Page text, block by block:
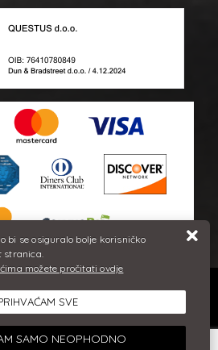
i sliku. Unatoč tome, ne možemo
podaci i slike u potpunosti točni.
pogreške nastale u opisu
štampanja te promjene cijena.
bi se osiguralo bolje korisničko
stranica.
možete pročitati ovdje
SVE
SAMO NEOPHODNO